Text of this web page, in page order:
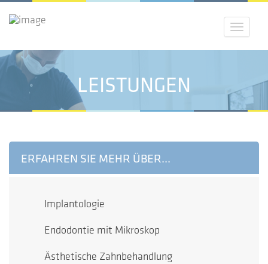
Menü
LEISTUNGEN
ERFAHREN SIE MEHR ÜBER...
Implantologie
Endodontie mit Mikroskop
Ästhetische Zahnbehandlung